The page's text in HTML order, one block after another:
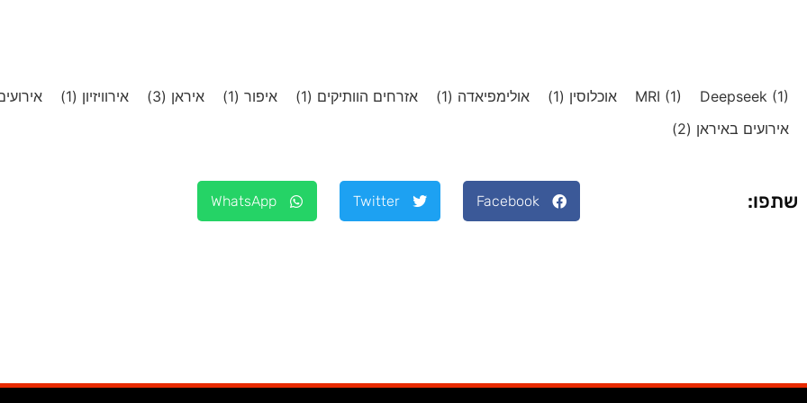
Deepseek (1)
MRI (1) אוכלוסין (1) אולימפיאדה (1) אזרחים הוותיקים (1) איפור (1) איראן (3) אירוויזיון (1)
אירועים באיראן (2)
שתפו: Facebook
Twitter
WhatsApp